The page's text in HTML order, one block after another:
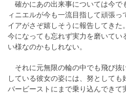
確かにあの出来事については今で
ィニエルが今も一流目指して頑張っ
イアがさぞ嬉しそうに報告してきた
今になっても忘れず実力を磨いてい
い様なのかもしれない。
それに元無限の輪の中でも飛び抜
している彼女の姿には、努として
バービーストにまで乗り込んできて